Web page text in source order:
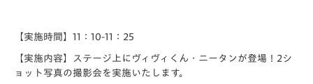
【実施時間】11：10-11：25
【実施内容】ステージ上にヴィヴィくん・ニータンが登場！2シ
ョット写真の撮影会を実施いたします。